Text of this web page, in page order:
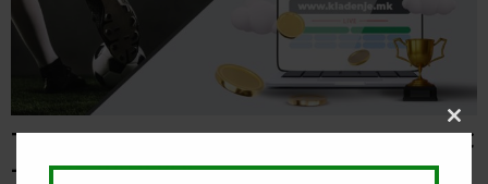
ТИП НА ДЕНОТ (10.08.2026, 23:00) АГИЛАС
– КЛУБ ЛАНЕРОС
Close
this